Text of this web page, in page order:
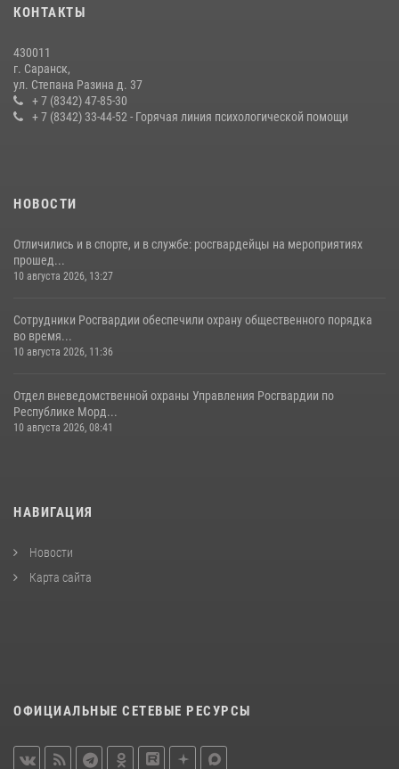
содействии сотрудников Росгвардии
Сотрудники Росгвардии обеспечили безопасность Всероссийского
конкурса профмастерства в Саранске
23 июля 2026, 11:54 4
КОНТАКТЫ
430011
г. Саранск,
ул. Степана Разина д. 37
+ 7 (8342) 47-85-30
+ 7 (8342) 33-44-52 - Горячая линия психологической помощи
НОВОСТИ
Отличились и в спорте, и в службе: росгвардейцы на мероприятиях
прошед...
10 августа 2026, 13:27
Сотрудники Росгвардии обеспечили охрану общественного порядка
во время...
10 августа 2026, 11:36
Отдел вневедомственной охраны Управления Росгвардии по
Республике Морд...
10 августа 2026, 08:41
НАВИГАЦИЯ
Новости
Карта сайта
ОФИЦИАЛЬНЫЕ СЕТЕВЫЕ РЕСУРСЫ